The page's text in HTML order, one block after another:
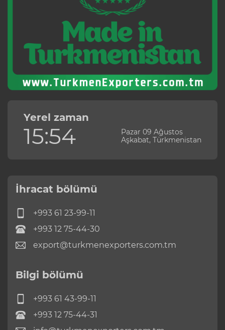
Yerel zaman
15:54
Pazar 09 Ağustos
Aşkabat, Türkmenistan
İhracat bölümü
+993 61 23-99-11
+993 12 75-44-30
export@turkmenexporters.com.tm
Bilgi bölümü
+993 61 43-99-11
+993 12 75-44-31